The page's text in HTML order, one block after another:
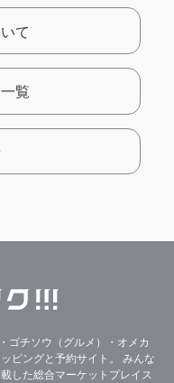
て
覧
ゴチソウ（グルメ）・オメカ
ピングと予約サイト。
みんな
した総合マーケットプレイス